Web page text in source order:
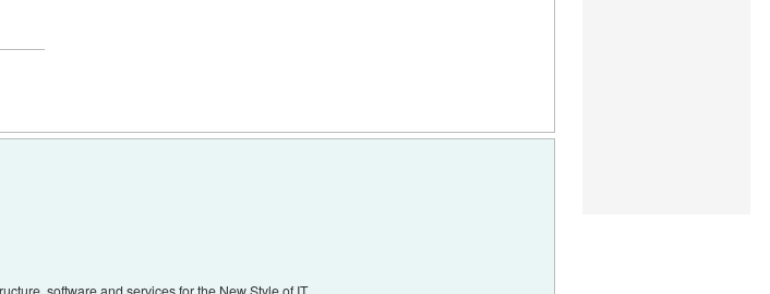
software and services for the New Style of IT